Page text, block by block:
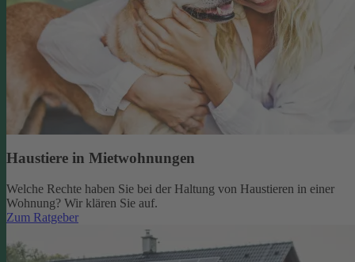
Haustiere in Mietwohnungen
Welche Rechte haben Sie bei der Haltung von Haustieren in einer
Wohnung? Wir klären Sie auf.
Zum Ratgeber